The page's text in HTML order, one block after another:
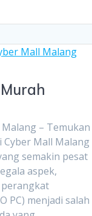
Malang – Temukan
Cyber Mall Malang
semakin pesat
aspek,
PC) menjadi salah